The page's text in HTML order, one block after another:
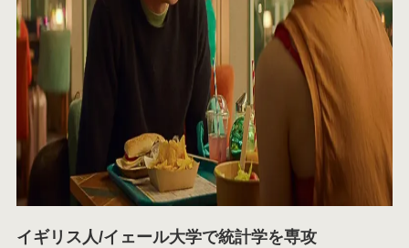
イギリス人/イェール大学で統計学を専攻